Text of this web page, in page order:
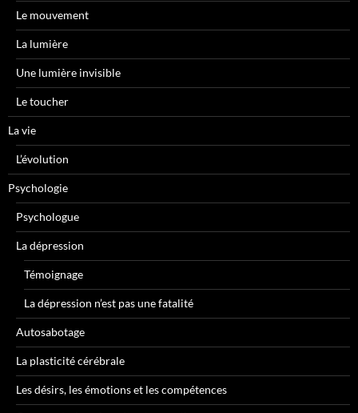
Le mouvement
La lumière
Une lumière invisible
Le toucher
La vie
L’évolution
Psychologie
Psychologue
La dépression
Témoignage
La dépression n’est pas une fatalité
Autosabotage
La plasticité cérébrale
Les désirs, les émotions et les compétences